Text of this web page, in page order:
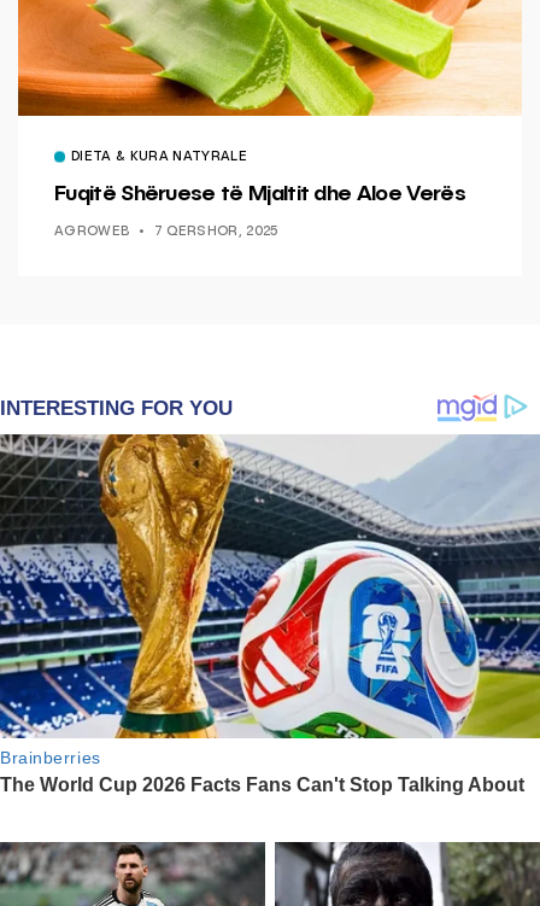
DIETA & KURA NATYRALE
Fuqitë Shëruese të Mjaltit dhe Aloe Verës
AGROWEB 7 QERSHOR, 2025